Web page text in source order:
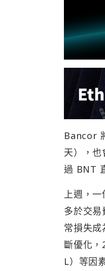
Bancor
天），
過 BNT
上週，
多於交
常損失
斷優化
L）等因